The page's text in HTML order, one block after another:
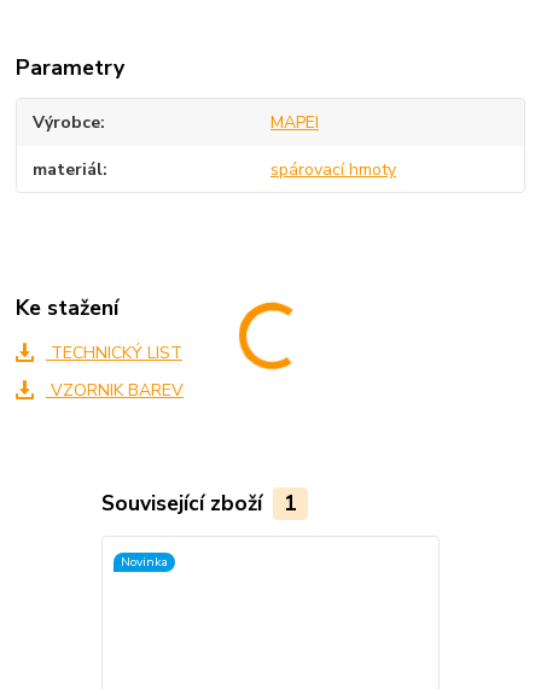
Parametry
Výrobce MAPEI
materiál spárovací hmoty
Ke stažení
TECHNICKÝ LIST
VZORNIK BAREV
Související zboží 1
Novinka